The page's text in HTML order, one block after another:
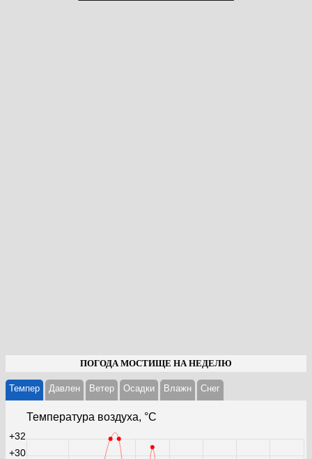
ПОГОДА МОСТИЩЕ НА НЕДЕЛЮ
Темпер Давлен Ветер Осадки Влажн Cнег
Температура воздуха, °С
+30
+32